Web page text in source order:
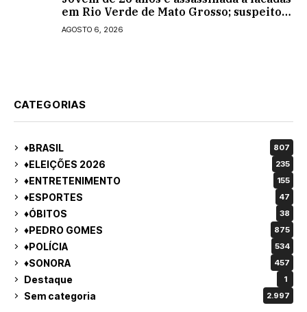
em Rio Verde de Mato Grosso; suspeito é
procurado
AGOSTO 6, 2026
CATEGORIAS
♦BRASIL 807
♦ELEIÇÕES 2026 235
♦ENTRETENIMENTO 155
♦ESPORTES 47
♦ÓBITOS 38
♦PEDRO GOMES 875
♦POLÍCIA 534
♦SONORA 457
Destaque 1
Sem categoria 2.997